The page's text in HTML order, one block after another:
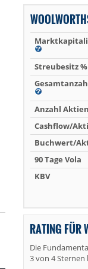
Streubesitz %
Anzahl
Cashflow/
Buchwert/
90 Tage Vola
KBV
RATING FÜR
Die
3 von 4 Sternen